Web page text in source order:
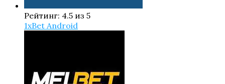
Рейтинг: 4.5 из 5
1xBet Android